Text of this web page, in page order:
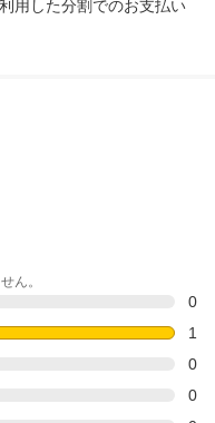
用した分割でのお支払い
ん。
0
1
0
0